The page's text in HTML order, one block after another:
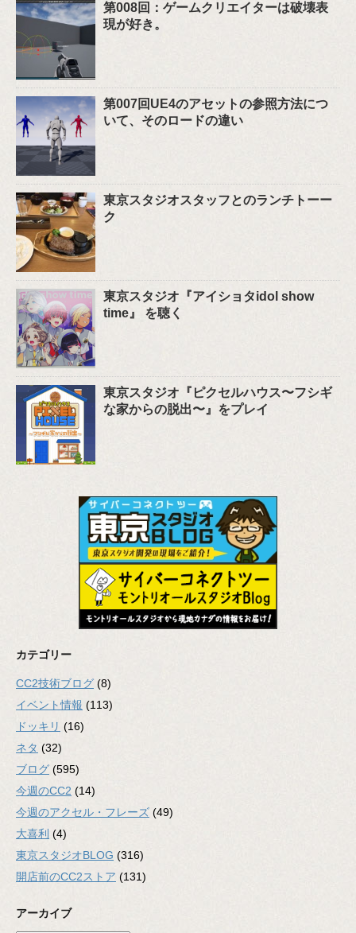
第008回：ゲームクリエイターは破壊表
現が好き。
第007回UE4のアセットの参照方法につ
いて、そのロードの違い
東京スタジオスタッフとのランチトーー
ク
東京スタジオ『アイショタidol show
time』 を聴く
東京スタジオ『ピクセルハウス〜フシギ
な家からの脱出〜』をプレイ
カテゴリー
CC2技術ブログ (8)
イベント情報 (113)
ドッキリ (16)
ネタ (32)
ブログ (595)
今週のCC2 (14)
今週のアクセル・フレーズ (49)
大喜利 (4)
東京スタジオBLOG (316)
開店前のCC2ストア (131)
アーカイブ